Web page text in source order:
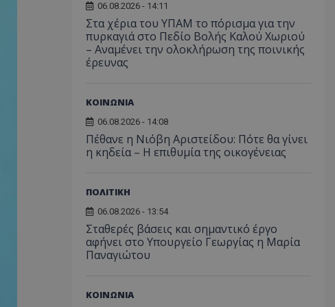
06.08.2026 - 14:11
Στα χέρια του ΥΠΑΜ το πόρισμα για την
πυρκαγιά στο Πεδίο Βολής Καλού Χωριού
– Αναμένει την ολοκλήρωση της ποινικής
έρευνας
ΚΟΙΝΩΝΙΑ
06.08.2026 - 14:08
Πέθανε η Νιόβη Αριστείδου: Πότε θα γίνει
η κηδεία – Η επιθυμία της οικογένειας
ΠΟΛΙΤΙΚΗ
06.08.2026 - 13:54
Σταθερές βάσεις και σημαντικό έργο
αφήνει στο Υπουργείο Γεωργίας η Μαρία
Παναγιώτου
ΚΟΙΝΩΝΙΑ